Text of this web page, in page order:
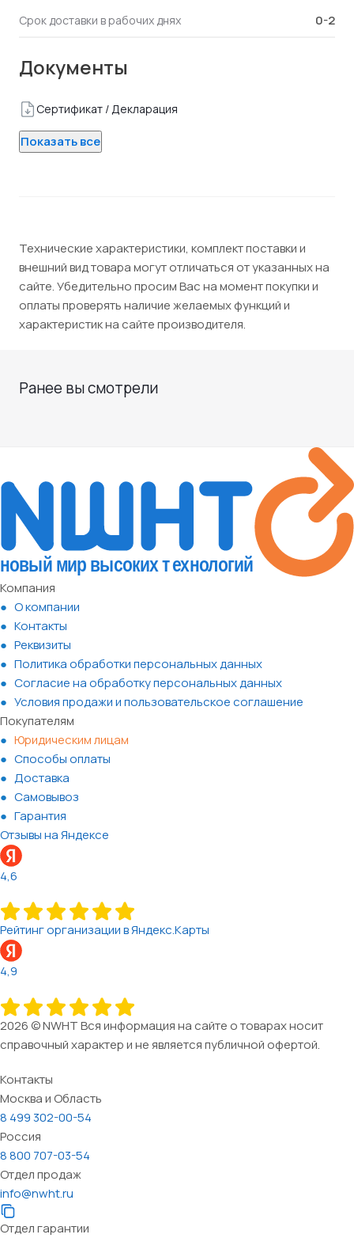
Срок доставки в рабочих днях 0-2
Документы
Сертификат / Декларация
Показать все
Технические характеристики, комплект поставки и
внешний вид товара могут отличаться от указанных на
сайте. Убедительно просим Вас на момент покупки и
оплаты проверять наличие желаемых функций и
характеристик на сайте производителя.
Ранее вы смотрели
Компания
О компании
Контакты
Реквизиты
Политика обработки персональных данных
Согласие на обработку персональных данных
Условия продажи и пользовательское соглашение
Покупателям
Юридическим лицам
Способы оплаты
Доставка
Самовывоз
Гарантия
Отзывы на Яндексе
4,6
Рейтинг организации в Яндекс.Карты
4,9
2026 © NWHT Вся информация на сайте о товарах носит
справочный характер и не является публичной офертой.
Контакты
Москва и Область
8 499 302-00-54
Россия
8 800 707-03-54
Отдел продаж
info@nwht.ru
Отдел гарантии